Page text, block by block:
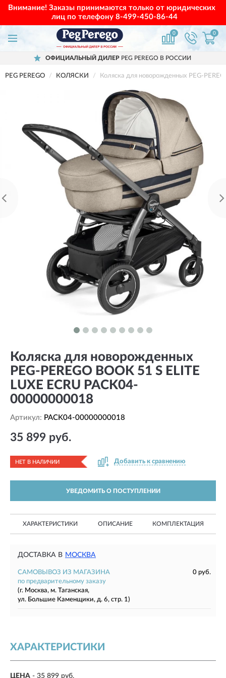
Внимание! Заказы принимаются только от юридических
лиц по телефону 8-499-450-86-44
0 0
ОФИЦИАЛЬНЫЙ ДИЛЕР PEG PEREGO В РОССИИ
PEG PEREGO КОЛЯСКИ Коляска для новорожденных PEG-
Коляска для новорожденных
PEG-PEREGO BOOK 51 S ELITE
LUXE ECRU PACK04-
00000000018
Артикул: PACK04-00000000018
35 899 руб.
НЕТ В НАЛИЧИИ Добавить к сравнению
УВЕДОМИТЬ О ПОСТУПЛЕНИИ
ХАРАКТЕРИСТИКИ ОПИСАНИЕ КОМПЛЕКТАЦИЯ
ДОСТАВКА В МОСКВА
САМОВЫВОЗ ИЗ МАГАЗИНА
0 руб.
по предварительному заказу
(г. Москва, м. Таганская,
ул. Большие Каменщики, д. 6, стр. 1)
ХАРАКТЕРИСТИКИ
ЦЕНА - 35 899 руб.